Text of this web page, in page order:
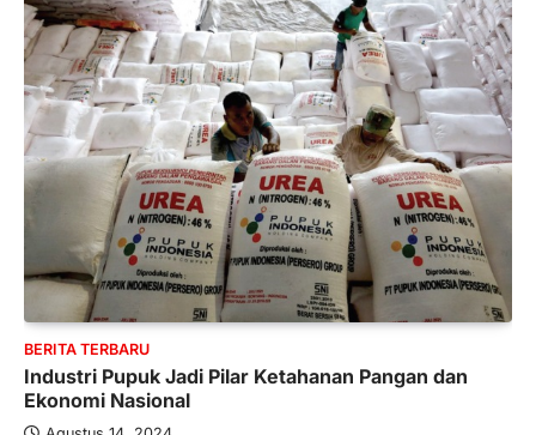
BERITA TERBARU
Industri Pupuk Jadi Pilar Ketahanan Pangan dan
Ekonomi Nasional
BERITA TERBARU
Skema KPR Wiraswasta: Ada
Solusi Pembiayaan Rumah Bagi
Pelaku Usaha?
Januari 27, 2026
PT Bank Tabungan Negara (BTN) baru-
baru ini mengungkapkan skema Kredit
Perumahan Rakyat (KPR) yang dirancang…
BERITA TERBARU
Direktur PT GEB Tjandra
Limanjaya: Profil dan Prinsipnya